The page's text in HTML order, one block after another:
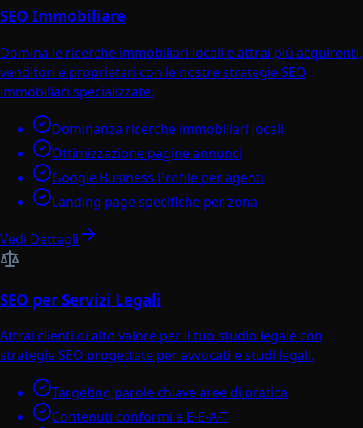
SEO Immobiliare
Domina le ricerche immobiliari locali e attrai più acquirenti,
venditori e proprietari con le nostre strategie SEO
immobiliari specializzate.
Dominanza ricerche immobiliari locali
Ottimizzazione pagine annunci
Google Business Profile per agenti
Landing page specifiche per zona
Vedi Dettagli
SEO per Servizi Legali
Attrai clienti di alto valore per il tuo studio legale con
strategie SEO progettate per avvocati e studi legali.
Targeting parole chiave aree di pratica
Contenuti conformi a E-E-A-T